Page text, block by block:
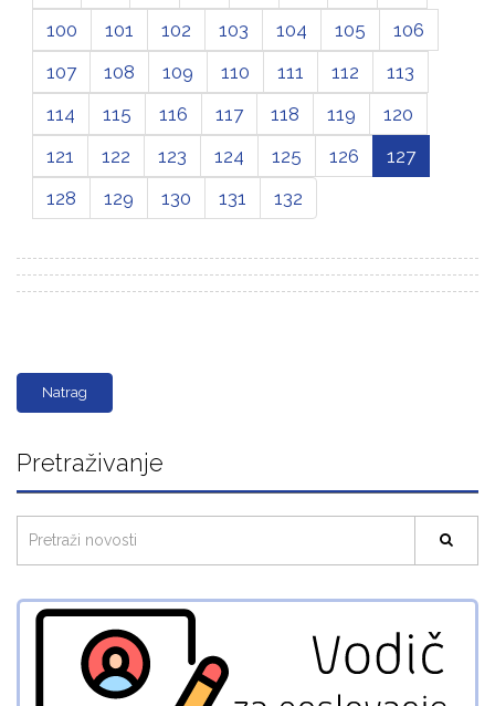
100
101 102 103 104 105
106
107
108 109 110 111 112
113
114
115 116 117 118 119
120
121
122 123 124 125 126
127
128
129 130 131 132
Natrag
Pretraživanje